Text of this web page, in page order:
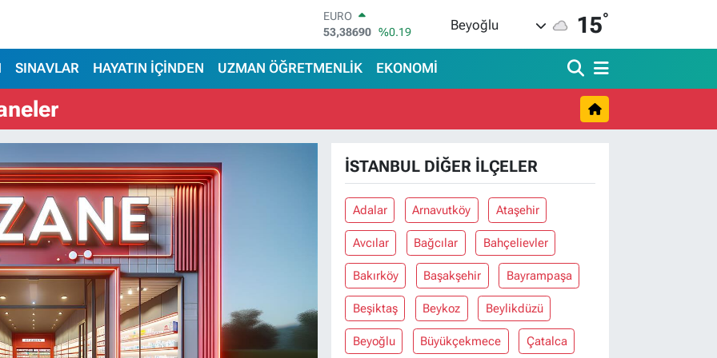
53,38690
STERLİN
61,60380 %0.18
G.ALTIN
BITCOIN
DOLAR
Beyoğlu 15°
SINAVLAR HAYATIN İÇİNDEN UZMAN ÖĞRETMENLİK EKONOMİ
İSTANBUL DIĞER İLÇELER
Adalar Arnavutköy Ataşehir
Avcılar Bağcılar Bahçelievler
Bakırköy Başakşehir Bayrampaşa
Beşiktaş Beykoz Beylikdüzü
Beyoğlu Büyükçekmece Çatalca